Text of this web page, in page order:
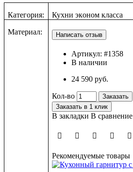
Категория: Кухни эконом класса
Материал:
Артикул:#1358
В наличии
24 590 руб.
Кол-во
Заказать
Заказать в 1 клик
В закладки В сравнение
Рекомендуемые товары